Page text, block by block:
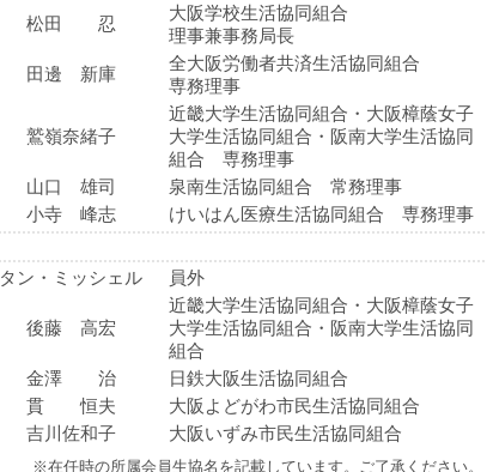
松田 忍
大阪学校生活協同組合
理事兼事務局長
田邊 新庫
全大阪労働者共済生活協同組合
専務理事
鷲嶺奈緒子
近畿大学生活協同組合・大阪樟蔭女子
大学生活協同組合・阪南大学生活協同
組合 専務理事
山口 雄司
泉南生活協同組合 常務理事
小寺 峰志 けいはん医療生活協同組合 専務理事
タン・ミッシェル 員外
後藤 高宏
近畿大学生活協同組合・大阪樟蔭女子
大学生活協同組合・阪南大学生活協同
組合
金澤 治
日鉄大阪生活協同組合
貫 恒夫
大阪よどがわ市民生活協同組合
吉川佐和子 大阪いずみ市民生活協同組合
※在任時の所属会員生協名を記載しています。ご了承ください。